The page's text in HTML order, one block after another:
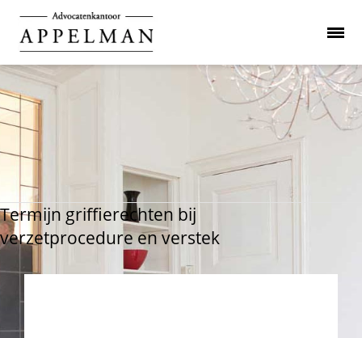
Termijn griffierechten bij
verzetprocedure en verstek